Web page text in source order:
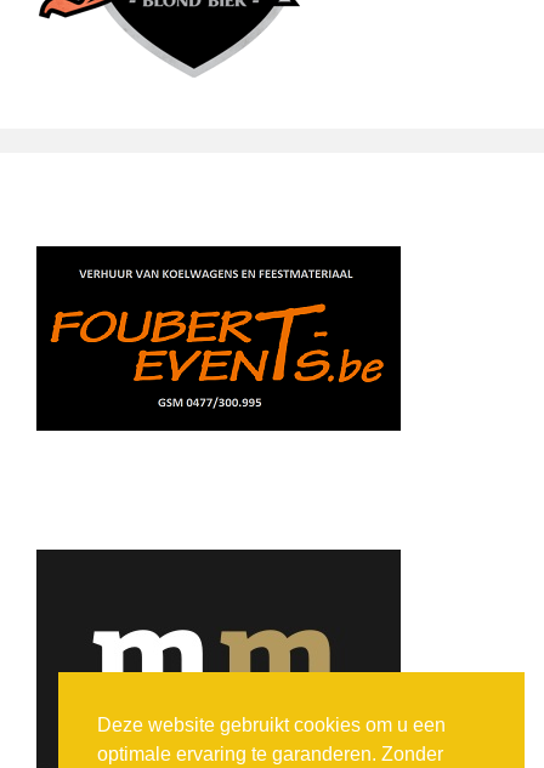
Deze website gebruikt cookies om u een
optimale ervaring te garanderen. Zonder